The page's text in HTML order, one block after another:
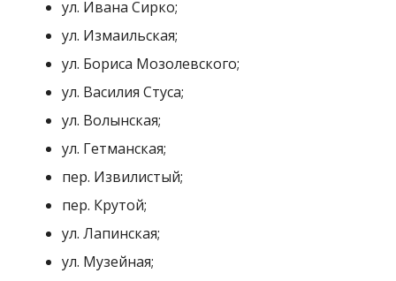
ул. Музейная;
ул. Атаманская;
пер. Пляжный;
ул. Почтовая;
ул. Раисы Кириченко;
ул. Симферопольская;
ул. Станиславского;
ул. Староцерковная;
пер. Тихий;
ул. Херсонская;